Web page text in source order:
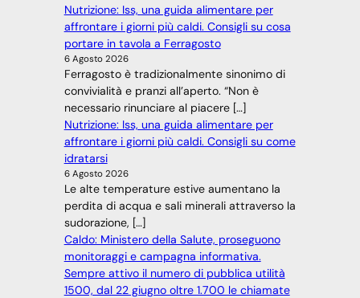
Nutrizione: Iss, una guida alimentare per
affrontare i giorni più caldi. Consigli su cosa
portare in tavola a Ferragosto
6 Agosto 2026
Ferragosto è tradizionalmente sinonimo di
convivialità e pranzi all’aperto. “Non è
necessario rinunciare al piacere […]
Nutrizione: Iss, una guida alimentare per
affrontare i giorni più caldi. Consigli su come
idratarsi
6 Agosto 2026
Le alte temperature estive aumentano la
perdita di acqua e sali minerali attraverso la
sudorazione, […]
Caldo: Ministero della Salute, proseguono
monitoraggi e campagna informativa.
Sempre attivo il numero di pubblica utilità
1500, dal 22 giugno oltre 1.700 le chiamate